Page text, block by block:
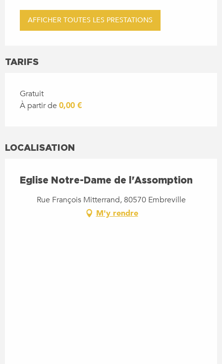
AFFICHER TOUTES LES PRESTATIONS
TARIFS
Gratuit
À partir de 0,00 €
LOCALISATION
Eglise Notre-Dame de l'Assomption
Rue François Mitterrand, 80570 Embreville
M'y rendre